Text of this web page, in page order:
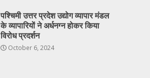
पश्चिमी उत्तर प्रदेश उद्योग व्यापार मंडल
के व्यापारियों ने अर्धनग्न होकर किया
विरोध प्रदर्शन
October 6, 2024